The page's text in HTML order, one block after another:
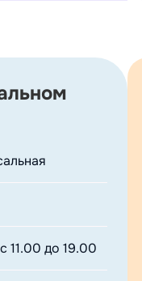
с 11.00 до 19.00